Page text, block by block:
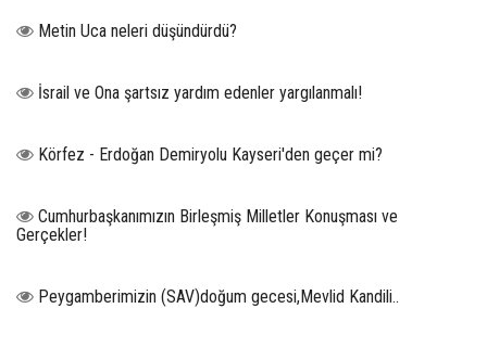
Metin Uca neleri düşündürdü?
İsrail ve Ona şartsız yardım edenler yargılanmalı!
Körfez - Erdoğan Demiryolu Kayseri'den geçer mi?
Cumhurbaşkanımızın Birleşmiş Milletler Konuşması ve
Gerçekler!
Peygamberimizin (SAV)doğum gecesi,Mevlid Kandili..